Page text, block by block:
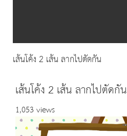
เส้นโค้ง 2 เส้น ลากไปตัดกัน
เส้นโค้ง 2 เส้น ลากไปตัดกัน
1,053 views